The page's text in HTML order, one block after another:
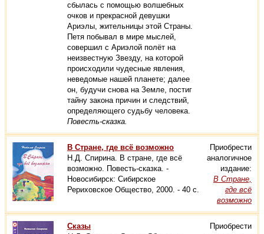
сбылась с помощью волшебных
очков и прекрасной девушки
Ариэлы, жительницы этой Страны.
Петя побывал в мире мыслей,
совершил с Ариэлой полёт на
неизвестную Звезду, на которой
происходили чудесные явления,
неведомые нашей планете; далее
он, будучи снова на Земле, постиг
тайну закона причин и следствий,
определяющего судьбу человека.
Повесть-сказка.
В Стране, где всё возможно
Н.Д. Спирина. В стране, где всё
возможно. Повесть-сказка. -
Новосибирск: Сибирское
Рериховское Общество, 2000. - 40 с.
Приобрести
аналогичное
издание:
В Стране,
где всё
возможно
Сказы
Приобрести